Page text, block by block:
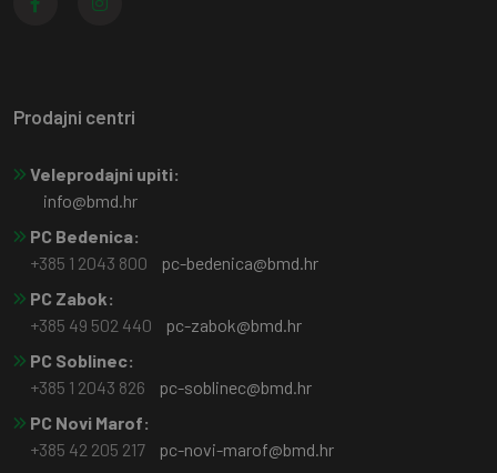
Prodajni centri
Veleprodajni upiti:
info@bmd.hr
PC Bedenica:
+385 1 2043 800
pc-bedenica@bmd.hr
PC Zabok:
+385 49 502 440
pc-zabok@bmd.hr
PC Soblinec:
+385 1 2043 826
pc-soblinec@bmd.hr
PC Novi Marof:
+385 42 205 217
pc-novi-marof@bmd.hr